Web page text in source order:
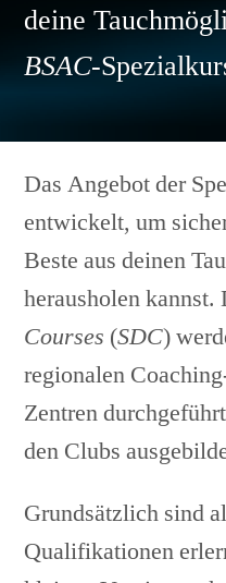
deine
BSAC-
Das Angebot der
entwickelt, um
Beste aus deinen
herausholen kannst.
Courses (SDC)
regionalen
Zentren
den Clubs
Grundsätzlich sind
Qualifikationen